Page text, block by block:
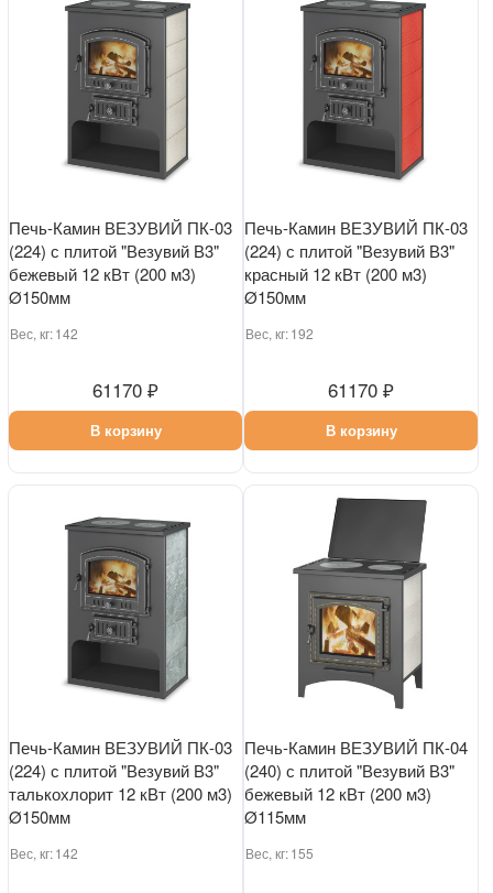
Печь-Камин ВЕЗУВИЙ ПК-03
(224) с плитой "Везувий В3"
бежевый 12 кВт (200 м3)
Ø150мм
Вес, кг:142
61170 ₽
В корзину
Печь-Камин ВЕЗУВИЙ ПК-03
(224) с плитой "Везувий В3"
красный 12 кВт (200 м3)
Ø150мм
Вес, кг:192
61170 ₽
В корзину
Печь-Камин ВЕЗУВИЙ ПК-03
(224) с плитой "Везувий В3"
талькохлорит 12 кВт (200 м3)
Ø150мм
Вес, кг:142
Печь-Камин ВЕЗУВИЙ ПК-04
(240) с плитой "Везувий В3"
бежевый 12 кВт (200 м3)
Ø115мм
Вес, кг:155